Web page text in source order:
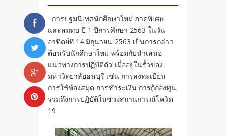
การปฐมนิเทศนักศึกษาใหม่ ภาคพิเศษ
และสมทบ ปี 1 ปีการศึกษา 2563 ในวัน
อาทิตย์ที่ 14 มิถุนายน 2563 เป็นการกล่าว
ต้อนรับนักศึกษาใหม่ พร้อมกับนำเสนอ
แนวทางการปฏิบัติตัว เมื่ออยู่ในรั้วของ
มหาวิทยาลัยธนบุรี เช่น การลงทะเบียน
การใช้ห้องสมุด การชำระเงิน การกู้กองทุน
รวมถึงการปฏิบัติในช่วงสถานการณ์โควิด
19